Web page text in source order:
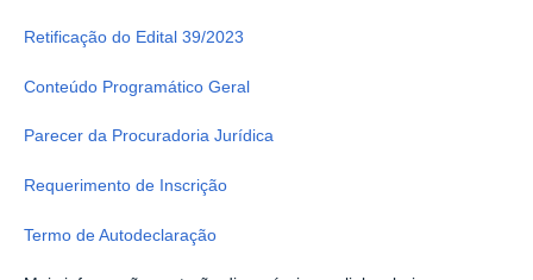
Retificação do Edital 39/2023
Conteúdo Programático Geral
Parecer da Procuradoria Jurídica
Requerimento de Inscrição
Termo de Autodeclaração